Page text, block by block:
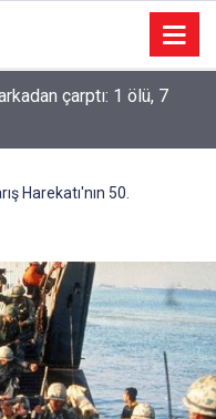
çarptı: 1 ölü, 7
Harekatı'nın 50.